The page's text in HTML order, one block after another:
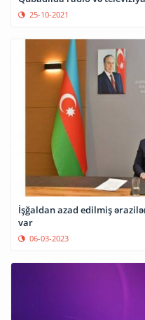
25-10-2021
İşğaldan azad edilmiş
var
06-03-2023